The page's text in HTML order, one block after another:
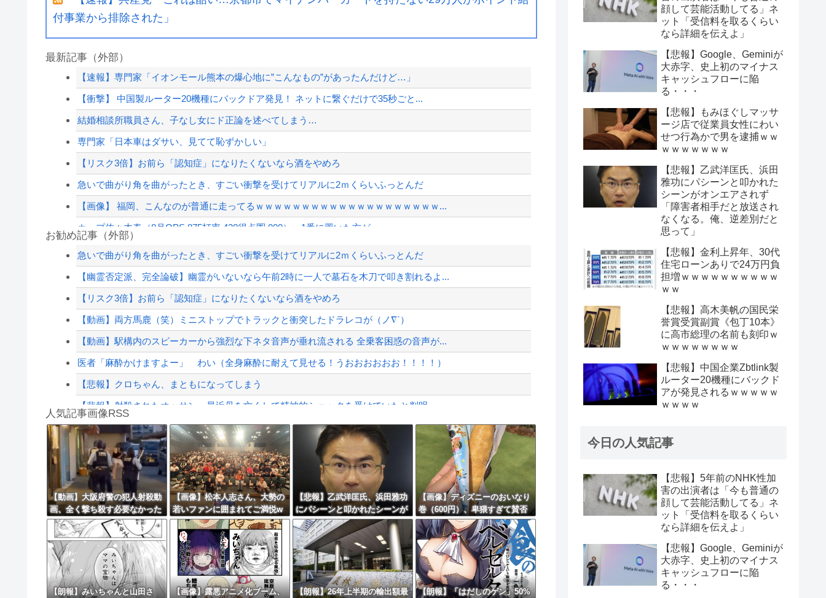
付事業から排除された」
最新記事（外部）
【速報】専門家「イオンモール熊本の爆心地に”こんなもの”があったんだけど…」
【衝撃】 中国製ルーター20機種にバックドア発見！ ネットに繋ぐだけで35秒ごと...
結婚相談所職員さん、子なし女にド正論を述べてしまう…
専門家「日本車はダサい、見てて恥ずかしい」
【リスク3倍】お前ら「認知症」になりたくないなら酒をやめろ
急いで曲がり角を曲がったとき、すごい衝撃を受けてリアルに2ｍくらいふっとんだ
【画像】 福岡、こんなのが普通に走ってるｗｗｗｗｗｗｗｗｗｗｗｗｗｗｗｗｗｗｗｗ...
カープ佐々木泰（8月OPS.875打率.438得点圏.000）←1番に置いた方が...
クマが害獣扱いされる風潮にドラマ脚本家が不快感、「何度もクマに会ったことがあるけ...
【画像】髪型が完全に『鬼頭』な女キャラwwwwww
【衝撃】中国製ルーター20機種にバックドア発見！ ネットに繋ぐだけで35秒ごとに...
【草】アル中「水飲みたくない！」 グラス「はい転倒」
【配信者】「金バエ」のSNS更新が1週間途絶え、様々な憶測が飛び交う。1週間ぶり...
【緊急速報】NYで警官が黒人男性の首を絞め、暴動第二波不可避へ
Powered by livedoor 相互RSS
お勧め記事（外部）
急いで曲がり角を曲がったとき、すごい衝撃を受けてリアルに2ｍくらいふっとんだ
【幽霊否定派、完全論破】幽霊がいないなら午前2時に一人で墓石を木刀で叩き割れるよ...
【リスク3倍】お前ら「認知症」になりたくないなら酒をやめろ
【動画】両方馬鹿（笑）ミニストップでトラックと衝突したドラレコが（ノ∇`）
【動画】駅構内のスピーカーから強烈な下ネタ音声が垂れ流される 全乗客困惑の音声が...
医者「麻酔かけますよー」 わい（全身麻酔に耐えて見せる！うおおおおおお！！！！）
【悲報】クロちゃん、まともになってしまう
【悲報】射殺されたオッサン、最近母を亡くして精神的ショックを受けていたと判明
ショートスリーパーの堀さん、4時間寝てた事がバレる
白石「あ、あきら様……？」あきら「……白石」
8/4のニュース
日本旅行キャンセルすべきか…1万年ぶり史上最大級の火山の兆し＝韓国の反応
更新中止のお知らせ
海外「おめでとうタキ！」リヴァプール南野がバースデーゴール！！
人気記事画像RSS
【動画】大阪府警の犯人射殺動
画、全く撃ち殺す必要なかった
ｗｗｗｗｗｗｗｗｗｗｗ
【画像】松本人志さん、大勢の
若いファンに囲まれてご満悦w
wwwwwwwwwwwww
【悲報】乙武洋匡氏、浜田雅功
にパシーンと叩かれたシーンが
オンエアされず「障害者相手だ
と放送されなくなる。俺、逆差
別だと思って」
【画像】ディズニーのおいなり
巻（600円）、卑猥すぎて賛否
両論ｗｗｗｗｗｗｗｗｗ
【朗報】みいちゃんと山田さ
【画像】露悪アニメ化ブーム、
【朗報】26年上半期の輸出額最
【朗報】「はだしのゲン」50%
顔して芸能活動してる」ネ
ット「受信料を取るくらい
なら詳細を伝えよ」
【悲報】Google、Geminiが
大赤字、史上初のマイナス
キャッシュフローに陥
る・・・
【悲報】もみほぐしマッサ
ージ店で従業員女性にわい
せつ行為かで男を逮捕ｗｗ
ｗｗｗｗｗｗｗ
【悲報】乙武洋匡氏、浜田
雅功にパシーンと叩かれた
シーンがオンエアされず
「障害者相手だと放送され
なくなる。俺、逆差別だと
思って」
【悲報】金利上昇年、30代
住宅ローンありで24万円負
担増ｗｗｗｗｗｗｗｗｗｗ
ｗｗ
【悲報】高木美帆の国民栄
誉賞受賞副賞《包丁10本》
に高市総理の名前も刻印ｗ
ｗｗｗｗｗｗｗｗ
【悲報】中国企業Zbtlink製
ルーター20機種にバックド
アが発見されるｗｗｗｗｗ
ｗｗｗｗ
今日の人気記事
【悲報】5年前のNHK性加
害の出演者は「今も普通の
顔して芸能活動してる」ネ
ット「受信料を取るくらい
なら詳細を伝えよ」
【悲報】Google、Geminiが
大赤字、史上初のマイナス
キャッシュフローに陥
る・・・